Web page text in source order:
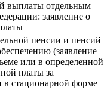
выплаты отдельным
заявление о
пенсии и пенсий
(заявление
или в определенной
платы за
в стационарной форме